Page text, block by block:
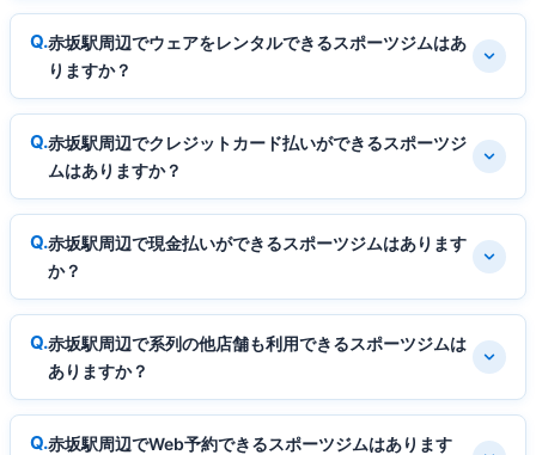
赤坂駅周辺でウェアをレンタルできるスポーツジムはあ
りますか？
赤坂駅周辺でクレジットカード払いができるスポーツジ
ムはありますか？
赤坂駅周辺で現金払いができるスポーツジムはあります
か？
赤坂駅周辺で系列の他店舗も利用できるスポーツジムは
ありますか？
赤坂駅周辺でWeb予約できるスポーツジムはあります